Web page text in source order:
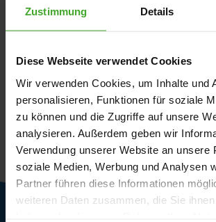
Zustimmung Details
Diese Webseite verwendet Cookies
Wir verwenden Cookies, um Inhalte und
personalisieren, Funktionen für soziale
zu können und die Zugriffe auf unsere
analysieren. Außerdem geben wir
Verwendung unserer Website an unsere
soziale Medien, Werbung und Analysen
Partner führen diese Informationen
weiteren Daten zusammen, die Sie
Kunststoff Einsteck x
0,62 €
Gelb Typ
1,16 €
1 - 0 von 0 Ergebnissen